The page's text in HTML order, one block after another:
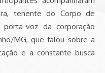
tenente do Corpo de
voz da corporação
MG, que falou sobre a
e a constante busca